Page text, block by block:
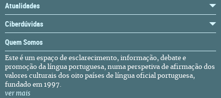
Atualidades
Ciberdúvidas
Quem Somos
Este é um espaço de esclarecimento, informação, debate e
promoção da língua portuguesa, numa perspetiva de afirmação dos
valores culturais dos oito países de língua oficial portuguesa,
fundado em 1997.
ver mais